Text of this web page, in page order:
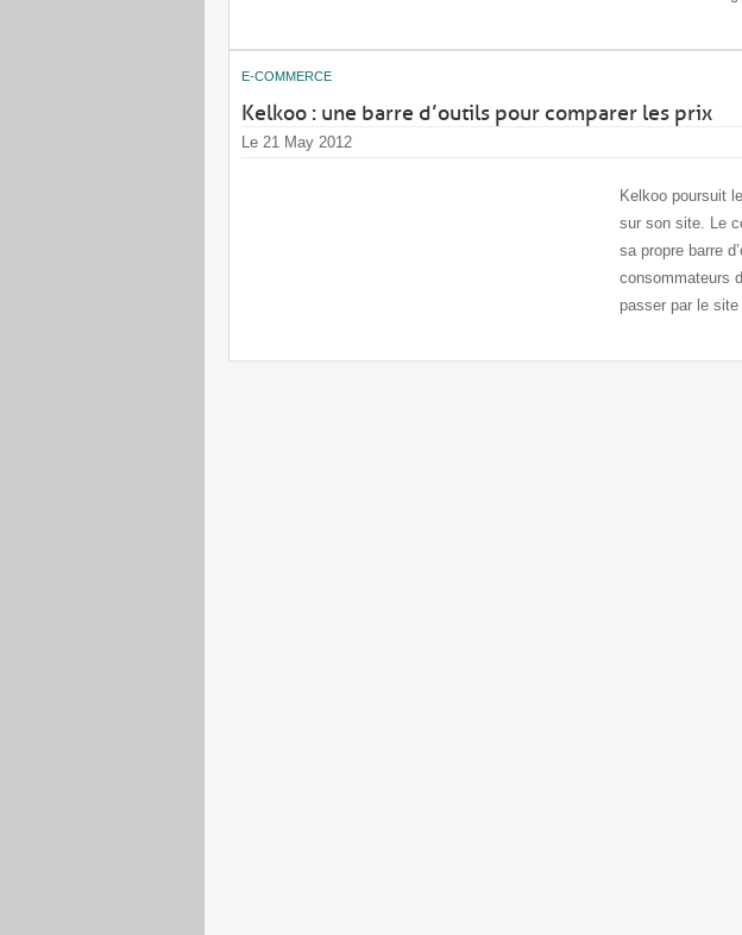
E-COMMERCE
Kelkoo : une barre d’outils pour comparer les prix
Le 21 May 2012
Kelkoo poursuit
sur son site. Le
sa propre barre
consommateurs
passer par le